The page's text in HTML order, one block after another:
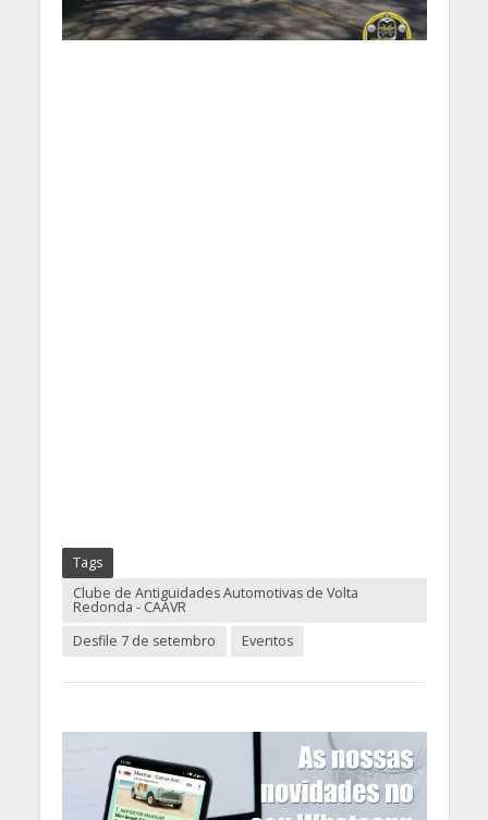
Tags
Clube de Antiguidades Automotivas de Volta
Redonda - CAAVR
Desfile 7 de setembro
Eventos